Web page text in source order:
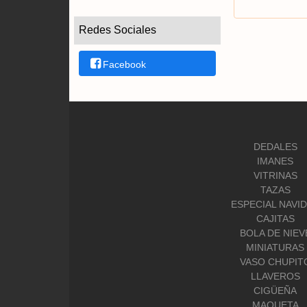
Redes Sociales
Facebook
DEDALES
IMANES
VITRINAS
TAZAS
ESPECIAL
CAJITAS
BOLA DE
MINIATURAS
VASO
LLAVEROS
CIGÜEÑA